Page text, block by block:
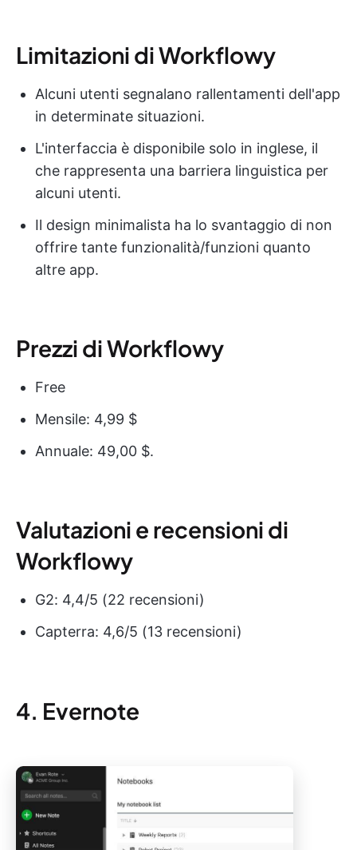
Limitazioni di Workflowy
Alcuni utenti segnalano rallentamenti dell'app
in determinate situazioni.
L'interfaccia è disponibile solo in inglese, il
che rappresenta una barriera linguistica per
alcuni utenti.
Il design minimalista ha lo svantaggio di non
offrire tante funzionalità/funzioni quanto
altre app.
Prezzi di Workflowy
Free
Mensile: 4,99 $
Annuale: 49,00 $.
Valutazioni e recensioni di
Workflowy
G2: 4,4/5 (22 recensioni)
Capterra: 4,6/5 (13 recensioni)
4. Evernote